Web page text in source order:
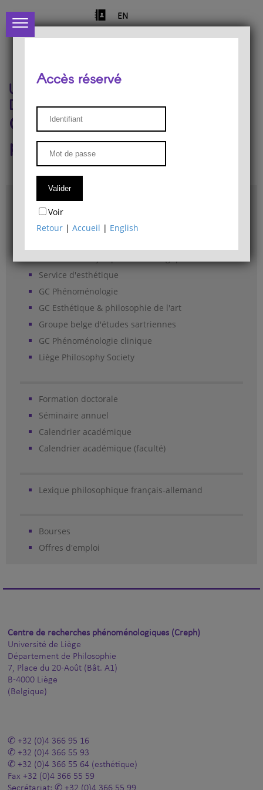
EN
Université de Liège
Département de philosophie
Centre de recherches
phénoménologiques
Accès & plans
Bibliothèque du Département de philosophie
Service d'esthétique
GC Phénoménologie
GC Esthétique & philosophie de l'art
Groupe belge d'études sartriennes
GC Phénoménologie clinique
Liège Philosophy Society
Formation doctorale
Séminaire annuel
Calendrier académique
Calendrier académique (faculté)
Lexique philosophique français-allemand
Bourses
Offres d'emploi
Accès réservé
Voir
Retour |Accueil | English
Centre de recherches phénoménologiques (Creph)
Université de Liège
Département de Philosophie
7, Place du 20-Août (Bât. A1)
B-4000 Liège
(Belgique)
+32 (0)4 366 95 16
+32 (0)4 366 55 93
+32 (0)4 366 55 64 (esthétique)
Fax +32 (0)4 366 55 59